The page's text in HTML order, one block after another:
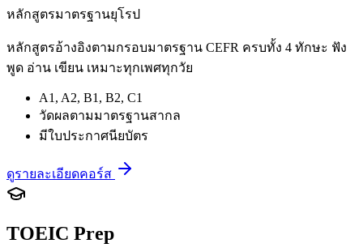
หลักสูตรมาตรฐานยุโรป
หลักสูตรอ้างอิงตามกรอบมาตรฐาน CEFR ครบทั้ง 4 ทักษะ ฟัง
พูด อ่าน เขียน เหมาะทุกเพศทุกวัย
A1, A2, B1, B2, C1
วัดผลตามมาตรฐานสากล
มีใบประกาศนียบัตร
ดูรายละเอียดคอร์ส
TOEIC Prep